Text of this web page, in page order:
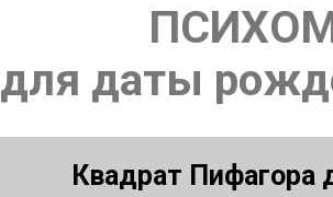
для даты
Квадрат Пифагора